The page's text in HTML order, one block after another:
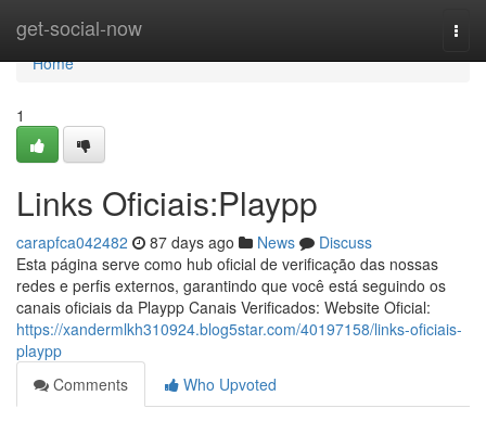
get-social-now
Home
Home
1
Links Oficiais:Playpp
carapfca042482 87 days ago News
Discuss
Esta página serve como hub oficial de verificação das nossas
redes e perfis externos, garantindo que você está seguindo os
canais oficiais da Playpp Canais Verificados: Website Oficial:
https://xandermlkh310924.blog5star.com/40197158/links-oficiais-
playpp
Comments
Who Upvoted